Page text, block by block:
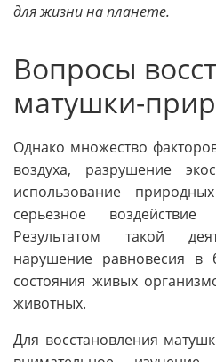
для жизни на планете.
Вопросы
матушки-
Однако множество
воздуха, разрушение
использование
серьезное
Результатом такой
нарушение равновесия в
состояния живых
животных.
Для восстановления